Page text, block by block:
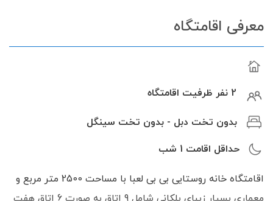
معرفی اقامتگاه
2 نفر ظرفیت اقامتگاه
بدون تخت دبل - بدون تخت سینگل
حداقل اقامت 1 شب
اقامتگاه خانه روستایی بی بی لعبا با مساحت 2500 متر مربع و